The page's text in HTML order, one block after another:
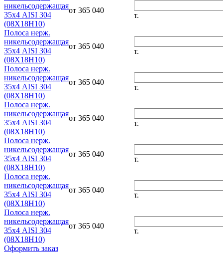
никельсодержащая
35х4 AISI 304
(08Х18Н10)
от 365 040
т.
Полоса нерж.
никельсодержащая
35х4 AISI 304
(08Х18Н10)
от 365 040
т.
Полоса нерж.
никельсодержащая
35х4 AISI 304
(08Х18Н10)
от 365 040
т.
Полоса нерж.
никельсодержащая
35х4 AISI 304
(08Х18Н10)
от 365 040
т.
Полоса нерж.
никельсодержащая
35х4 AISI 304
(08Х18Н10)
от 365 040
т.
Полоса нерж.
никельсодержащая
35х4 AISI 304
(08Х18Н10)
от 365 040
т.
Полоса нерж.
никельсодержащая
35х4 AISI 304
(08Х18Н10)
от 365 040
т.
Оформить заказ